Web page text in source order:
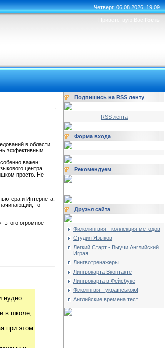
Четверг, 06.08.2026, 19:09
Приветствую Вас Гость
в области
эффективным.
важен:
центра.
просто. Не
и Интернета,
то
этого огромное
нудно
в школе,
при этом
Подпишись на RSS ленту
RSS лента
Форма входа
Рекомендуем
Друзья сайта
Филолингвия - коллекция методов
Студия Языков
Легкий Старт - Выучи Английский
Играя
Лингвотренажеры
Лингвокарта Вконтакте
Лингвокарта в Фейсбуке
Філолінгвія - українською!
Английские времена тест